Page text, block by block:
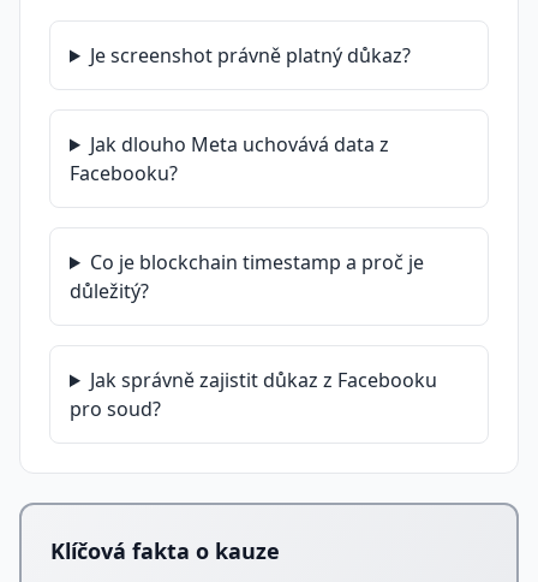
Je screenshot právně platný důkaz?
Jak dlouho Meta uchovává data z
Facebooku?
Co je blockchain timestamp a proč je
důležitý?
Jak správně zajistit důkaz z Facebooku
pro soud?
Klíčová fakta o kauze